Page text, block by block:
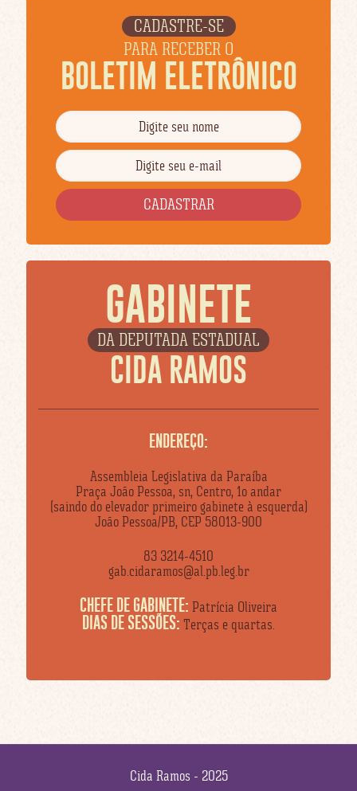
CADASTRE-SE
PARA RECEBER O
BOLETIM ELETRÔNICO
GABINETE
DA DEPUTADA ESTADUAL
CIDA RAMOS
ENDEREÇO:
Assembleia Legislativa da Paraíba
Praça João Pessoa, sn, Centro, 1o andar
(saindo do elevador primeiro gabinete à esquerda)
João Pessoa/PB, CEP 58013-900
83 3214-4510
gab.cidaramos@al.pb.leg.br
CHEFE DE GABINETE: Patrícia Oliveira
DIAS DE SESSÕES: Terças e quartas.
Cida Ramos - 2025